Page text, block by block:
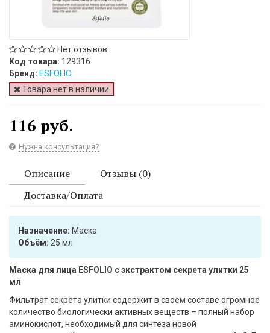
Нет отзывов
Код товара: 129316
Бренд: ESFOLIO
Товара нет в наличии
116 руб.
Нужна консультация?
Описание
Отзывы (0)
Доставка/Оплата
Назначение: Маска
Объём: 25 мл
Маска для лица ESFOLIO с экстрактом секрета улитки 25
мл
Фильтрат секрета улитки содержит в своем составе огромное
количество биологически активных веществ – полный набор
аминокислот, необходимый для синтеза новой